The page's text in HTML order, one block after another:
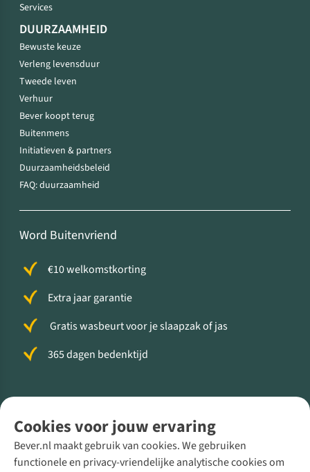
Cookies voor jouw ervaring
Bever.nl maakt gebruik van cookies. We gebruiken
functionele en privacy-vriendelijke analytische cookies om
Services
DUURZAAMHEID
Bewuste keuze
Verleng levensduur
Tweede leven
Verhuur
Bever koopt terug
Buitenmens
Initiatieven & partners
Duurzaamheidsbeleid
FAQ: duurzaamheid
Word Buitenvriend
€10 welkomstkorting
Extra jaar garantie
Gratis wasbeurt voor je slaapzak of jas
365 dagen bedenktijd